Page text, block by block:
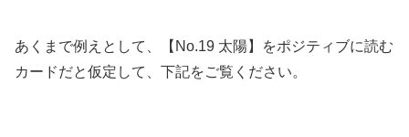
あくまで例えとして、【No.19 太陽】をポジティブに読む
カードだと仮定して、下記をご覧ください。